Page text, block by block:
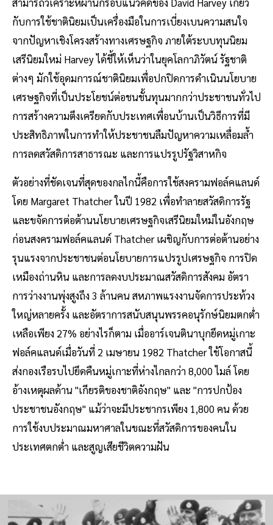
กับการใช้ชาตินิยมเป็นเครื่องมือในการเบี่ยงเบนความสนใจ
จากปัญหาเชิงโครงสร้างทางเศรษฐกิจ ภายใต้ระบบทุนนิยม
เสรีนิยมใหม่ Harvey ได้ชี้ให้เห็นว่าในยุคโลกาภิวัตน์ รัฐชาติ
ต่างๆ มักใช้อุดมการณ์ชาตินิยมเพื่อปกปิดการดำเนินนโยบาย
เศรษฐกิจที่เป็นประโยชน์ต่อชนชั้นทุนมากกว่าประชาชนทั่วไป
การสร้างความตึงเครียดกับประเทศเพื่อนบ้านเป็นวิธีการที่มี
ประสิทธิภาพในการทำให้ประชาชนลืมปัญหาความเหลื่อมล้ำ
การลดสวัสดิการสาธารณะ และการแปรรูปรัฐวิสาหกิจ
ตัวอย่างที่ชัดเจนที่สุดของกลไกนี้คือการใช้สงครามฟอล์คแลนด์
โดย Margaret Thatcher ในปี 1982 เพื่อทำลายสวัสดิการรัฐ
และขจัดการต่อต้านนโยบายเศรษฐกิจเสรีนิยมใหม่ในอังกฤษ
ก่อนสงครามฟอล์คแลนด์ Thatcher เผชิญกับการต่อต้านอย่าง
รุนแรงจากประชาชนต่อนโยบายการแปรรูปเศรษฐกิจ การปิด
เหมืองถ่านหิน และการลดงบประมาณสวัสดิการสังคม อัตรา
การว่างงานพุ่งสูงถึง 3 ล้านคน สหภาพแรงงานจัดการประท้วง
ใหญ่หลายครั้ง และอัตราการสนับสนุนพรรคอนุรักษ์นิยมตกต่ำ
เหลือเพียง 27% อย่างไรก็ตาม เมื่ออาร์เจนตินาบุกยึดหมู่เกาะ
ฟอล์คแลนด์เมื่อวันที่ 2 เมษายน 1982 Thatcher ใช้โอกาสนี้
ส่งกองเรือรบไปยึดคืนหมู่เกาะที่ห่างไกลกว่า 8,000 ไมล์ โดย
อ้างเหตุผลด้าน "เกียรติของชาติอังกฤษ" และ "การปกป้อง
ประชาชนอังกฤษ" แม้ว่าจะมีประชากรเพียง 1,800 คน ด้วย
การใช้งบประมาณมหาศาลในขณะที่สวัสดิการของคนใน
ประเทศตกต่ำ และสูญเสียชีวิตความฝัน